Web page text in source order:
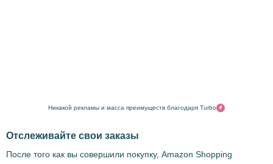
Никакой рекламы и масса преимуществ благодаря Turbo
Отслеживайте свои заказы
После того как вы совершили покупку, Amazon Shopping